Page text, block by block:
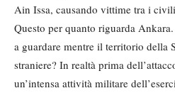
Ain Issa, causando vittime tra i
Questo per quanto riguarda
a guardare mentre il territorio della
straniere? In realtà prima
un’intensa attività militare